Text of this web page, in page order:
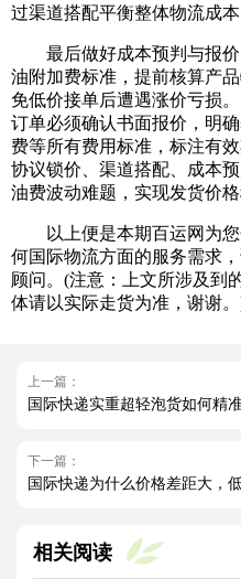
过渠道搭配平衡整体物流成本
最后做好成本预判与报价
油附加费标准，提前核算产
免低价接单后遭遇涨价亏损
订单必须确认书面报价，明
费等所有费用标准，标注有
协议锁价、渠道搭配、成本
油费波动难题，实现发货价格
以上便是本期百运网为您
何国际物流方面的服务需求
顾问。(注意：上文所涉及到
体请以实际走货为准，谢谢
上一篇：
下一篇：
国际快递为什么价格差距大，
相关阅读